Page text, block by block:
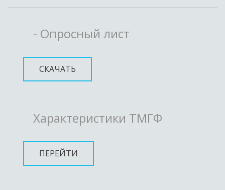
- Опросный лист
СКАЧАТЬ
Характеристики ТМГФ
ПЕРЕЙТИ